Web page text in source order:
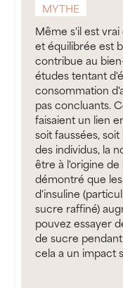
MYTHE
Même s'il est
et équilibrée est
contribue au
études tentant
consommation
pas concluants.
faisaient un lien
soit faussées,
des individus, la
être à l'origine de
démontré que
d'insuline
sucre raffiné)
pouvez essayer
de sucre
cela a un impact